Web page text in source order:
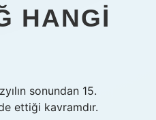
HANGI
sonundan 15.
ettiği kavramdır.